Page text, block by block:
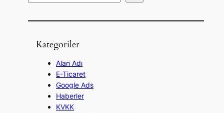
a
Kategoriler
Alan Adı
E-Ticaret
Google Ads
Haberler
KVKK